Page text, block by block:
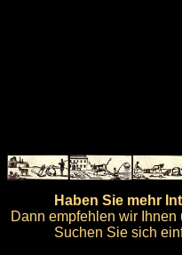
Haben Sie mehr
Dann empfehlen wir
Suchen Sie sich